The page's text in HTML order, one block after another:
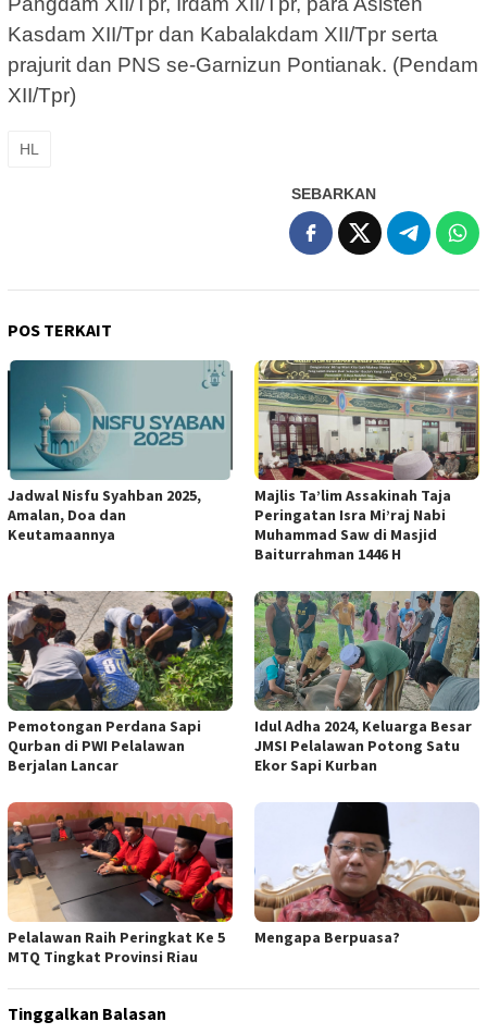
Kasdam XII/Tpr dan Kabalakdam XII/Tpr serta
prajurit dan PNS se-Garnizun Pontianak. (Pendam
XII/Tpr)
HL
SEBARKAN
POS TERKAIT
Jadwal Nisfu Syahban 2025,
Amalan, Doa dan
Keutamaannya
Majlis Ta’lim Assakinah Taja
Peringatan Isra Mi’raj Nabi
Muhammad Saw di Masjid
Baiturrahman 1446 H
Pemotongan Perdana Sapi
Qurban di PWI Pelalawan
Berjalan Lancar
Idul Adha 2024, Keluarga Besar
JMSI Pelalawan Potong Satu
Ekor Sapi Kurban
Pelalawan Raih Peringkat Ke 5
MTQ Tingkat Provinsi Riau
Mengapa Berpuasa?
Tinggalkan Balasan